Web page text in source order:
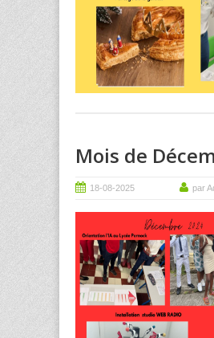
Mois de
18-08-2025 par